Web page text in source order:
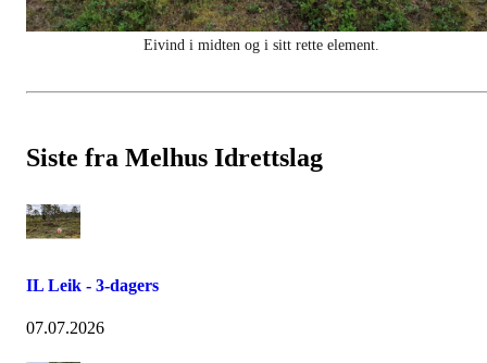
Eivind i midten og i sitt rette element.
Siste fra Melhus Idrettslag
IL Leik - 3-dagers
07.07.2026